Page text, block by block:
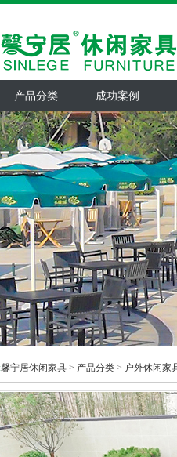
产品分类 成功案例
馨宁居休闲家具 > 产品分类 > 户外休闲家